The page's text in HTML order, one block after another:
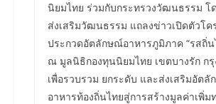
นิยมไทย ร่วมกับกระทรวงวัฒนธรรม โ
ส่งเสริมวัฒนธรรม แถลงข่าวเปิดตัวโค
ประกวดอัตลักษณ์อาหารภูมิภาค “รสถิ่น
ณ มูลนิธิกองทุนนิยมไทย เขตบางรัก กรุ
เพื่อรวบรวม ยกระดับ และส่งเสริมอัต
อาหารท้องถิ่นไทยสู่การสร้างมูลค่าเพิ่ม